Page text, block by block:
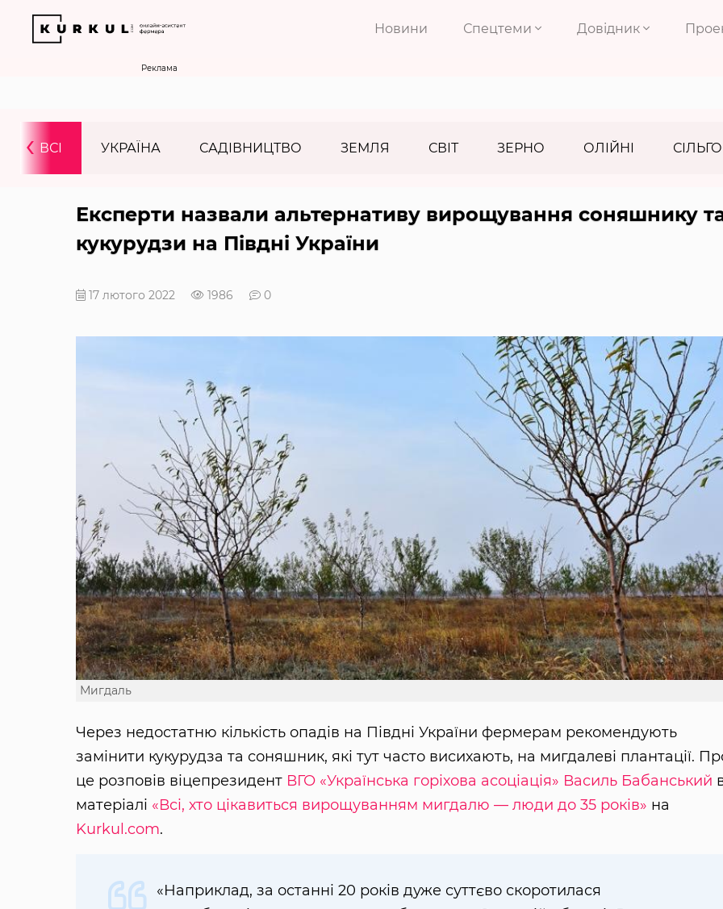
Новини Спецтеми Довідник
Реклама
ВСІ УКРАЇНА САДІВНИЦТВО ЗЕМЛЯ СВІТ ЗЕРНО ОЛІЙНІ
‹
Експерти назвали альтернативу вирощування соняшнику
кукурудзи на Півдні України
17 лютого 2022 1986 0
Мигдаль
Через недостатню кількість опадів на Півдні України фермерам рекомендують
замінити кукурудза та соняшник, які тут часто висихають, на мигдалеві плантації.
це розповів віцепрезидент ВГО «Українська горіхова асоціація» Василь Бабанський
матеріалі «Всі, хто цікавиться вирощуванням мигдалю — люди до 35 років» на
Kurkul.com.
«Наприклад, за останні 20 років дуже суттєво скоротилася